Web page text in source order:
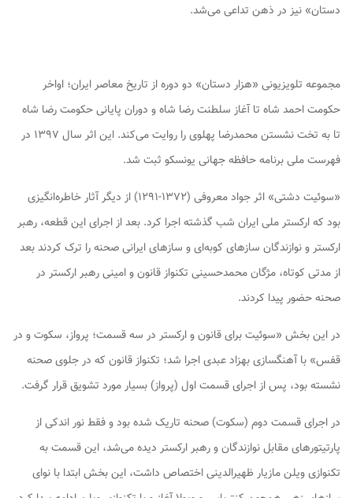
دستان» نیز در ذهن تداعی می‌شد.
مجموعه تلویزیونی «هزار دستان» دو دوره از تاریخ معاصر ایران؛ اواخر
حکومت احمد شاه تا آغاز سلطنت رضا شاه و دوران پایانی حکومت رضا شاه
تا به تخت نشستن محمدرضا پهلوی را روایت می‌کند. این اثر سال ۱۳۹۷ در
فهرست ملی برنامه حافظه جهانی یونسکو ثبت شد.
«سوئیت دشتی» اثر جواد معروفی (۱۳۷۲-۱۲۹۱) از دیگر آثار خاطره‌انگیزی
بود که ارکستر ملی ایران شب گذشته اجرا کرد. بعد از اجرای این قطعه، رهبر
ارکستر و نوازندگان سازهای کوبه‌ای و سازهای ایرانی صحنه را ترک کردند بعد
از مدتی کوتاه، مژگان محمدحسینی تکنواز قانون و امینی رهبر ارکستر در
صحنه حضور پیدا کردند.
در این بخش «سوئیت برای قانون و ارکستر در سه قسمت؛ پرواز، سکوت و در
قفس» با آهنگسازی بهزاد عبدی اجرا شد؛ تکنواز قانون که در جلوی صحنه
نشسته بود، پس از اجرای قسمت اول (پرواز) بسیار مورد تشویق قرار گرفت.
در اجرای قسمت دوم (سکوت) صحنه تاریک شده بود و فقط نور اندکی از
پارتیتورهای مقابل نوازندگان و رهبر ارکستر دیده می‌شد، این قسمت به
تکنوازی ویلن مازیار ظهیرالدینی اختصاص داشت، این بخش ابتدا با نوای